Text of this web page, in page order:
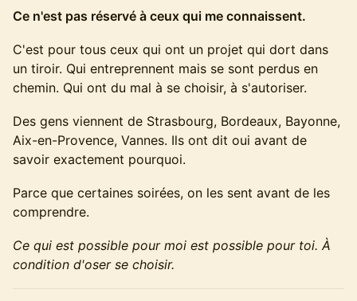
Ce n'est pas réservé à ceux qui me connaissent.
C'est pour tous ceux qui ont un projet qui dort dans
un tiroir. Qui entreprennent mais se sont perdus en
chemin. Qui ont du mal à se choisir, à s'autoriser.
Des gens viennent de Strasbourg, Bordeaux, Bayonne,
Aix-en-Provence, Vannes. Ils ont dit oui avant de
savoir exactement pourquoi.
Parce que certaines soirées, on les sent avant de les
comprendre.
Ce qui est possible pour moi est possible pour toi. À
condition d'oser se choisir.